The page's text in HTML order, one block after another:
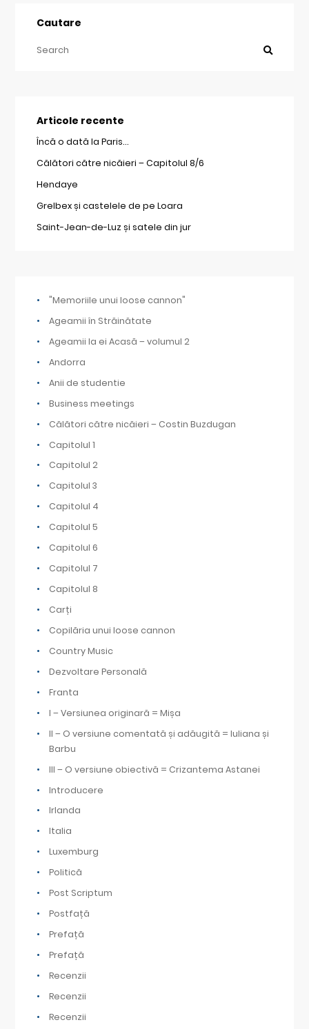
Cautare
Articole recente
Încă o dată la Paris…
Călători către nicăieri – Capitolul 8/6
Hendaye
Grelbex și castelele de pe Loara
Saint-Jean-de-Luz și satele din jur
"Memoriile unui loose cannon"
Ageamii în Străinătate
Ageamii la ei Acasă – volumul 2
Andorra
Anii de studentie
Business meetings
Călători către nicăieri – Costin Buzdugan
Capitolul 1
Capitolul 2
Capitolul 3
Capitolul 4
Capitolul 5
Capitolul 6
Capitolul 7
Capitolul 8
Carți
Copilăria unui loose cannon
Country Music
Dezvoltare Personală
Franta
I – Versiunea originară = Mișa
II – O versiune comentată și adăugită = Iuliana și
Barbu
III – O versiune obiectivă = Crizantema Astanei
Introducere
Irlanda
Italia
Luxemburg
Politică
Post Scriptum
Postfață
Prefață
Prefață
Recenzii
Recenzii
Recenzii